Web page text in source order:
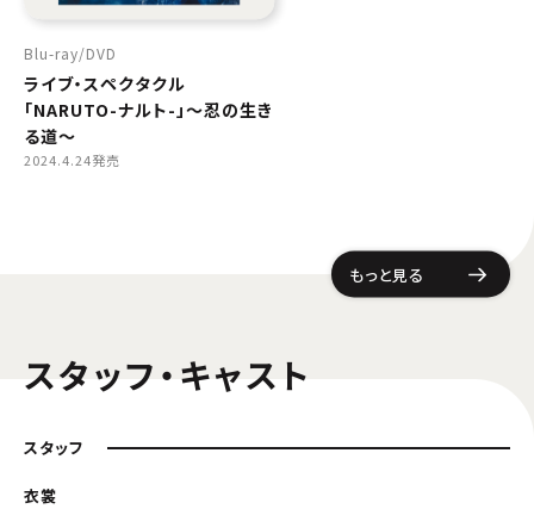
Blu-ray DVD
ライブ・スペクタクル
「NARUTO-ナルト-」〜忍の生き
る道〜
2024.4.24発売
もっと見る
スタッフ・キャスト
スタッフ
衣裳